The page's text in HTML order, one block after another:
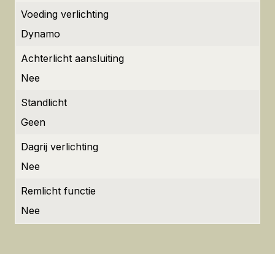
Voeding verlichting
Dynamo
Achterlicht aansluiting
Nee
Standlicht
Geen
Dagrij verlichting
Nee
Remlicht functie
Nee